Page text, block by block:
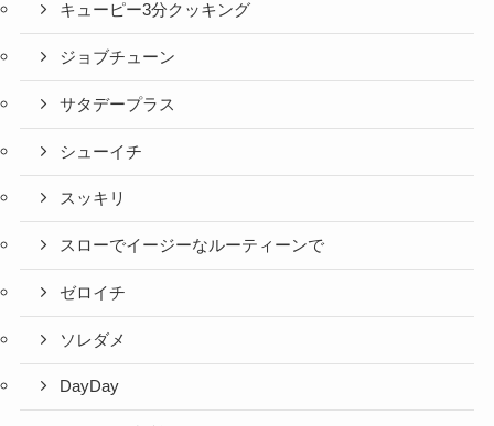
キューピー3分クッキング
ジョブチューン
サタデープラス
シューイチ
スッキリ
スローでイージーなルーティーンで
ゼロイチ
ソレダメ
DayDay